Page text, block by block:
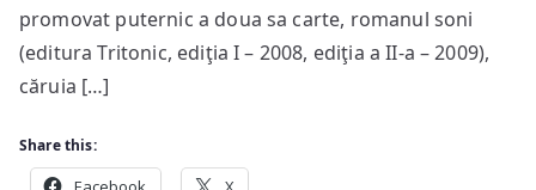
promovat puternic a doua sa carte, romanul soni
(editura Tritonic, ediţia I – 2008, ediţia a II-a – 2009),
căruia […]
Share this: